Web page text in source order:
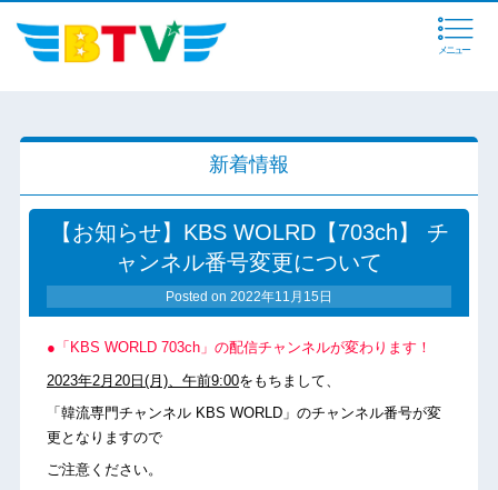
メニュー
新着情報
【お知らせ】KBS WOLRD【703ch】 チ
ャンネル番号変更について
Posted on 2022年11月15日
●「KBS WORLD 703ch」の配信チャンネルが変わります！
2023年2月20日(月)、午前9:00をもちまして、
「韓流専門チャンネル KBS WORLD」のチャンネル番号が変
更となりますので
ご注意ください。